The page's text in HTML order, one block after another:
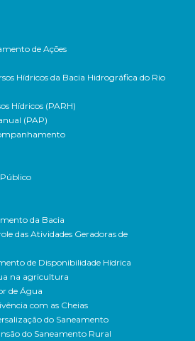
de Ações
Hídricos da Bacia Hidrográfica do Rio
Hídricos (PARH)
(PAP)
da Bacia
das Atividades Geradoras de
de Disponibilidade Hídrica
na agricultura
de Água
com as Cheias
do Saneamento
do Saneamento Rural